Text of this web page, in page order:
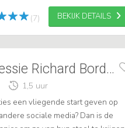
zowel voor lezingen als
(7) BEKIJK DETAILS
LinkedIn PowerSessie Richard Bordes
1,5 uur
een vliegende start geven op
sociale media? Dan is de